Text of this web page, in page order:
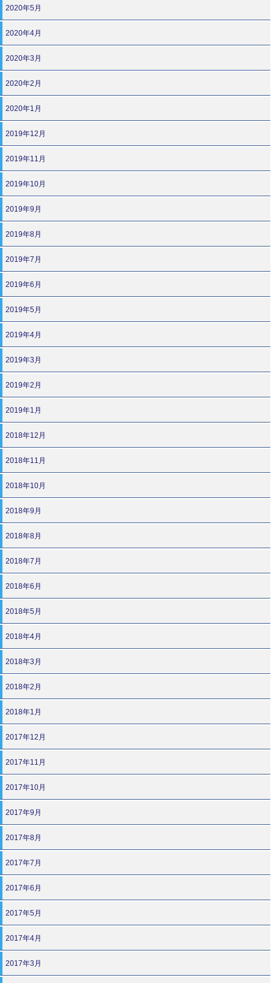
2020年5月
2020年4月
2020年3月
2020年2月
2020年1月
2019年12月
2019年11月
2019年10月
2019年9月
2019年8月
2019年7月
2019年6月
2019年5月
2019年4月
2019年3月
2019年2月
2019年1月
2018年12月
2018年11月
2018年10月
2018年9月
2018年8月
2018年7月
2018年6月
2018年5月
2018年4月
2018年3月
2018年2月
2018年1月
2017年12月
2017年11月
2017年10月
2017年9月
2017年8月
2017年7月
2017年6月
2017年5月
2017年4月
2017年3月